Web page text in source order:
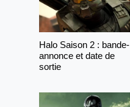
Halo Saison 2 : bande-
annonce et date de
sortie